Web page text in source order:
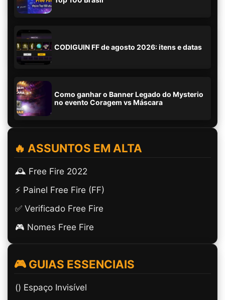
CODIGUIN FF de agosto 2026: itens e datas
Como ganhar o Banner Legado do Mysterio
no evento Coragem vs Máscara
🔥 ASSUNTOS EM ALTA
🕰️ Free Fire 2022
⚡ Painel Free Fire (FF)
✅ Verificado Free Fire
🎮 Nomes Free Fire
🎮 GUIAS ESSENCIAIS
(ㅤ) Espaço Invisível